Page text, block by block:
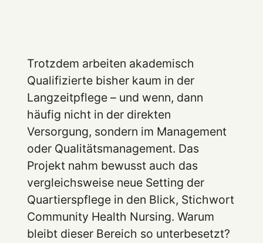
Trotzdem arbeiten akademisch
Qualifizierte bisher kaum in der
Langzeitpflege – und wenn, dann
häufig nicht in der direkten
Versorgung, sondern im Management
oder Qualitätsmanagement. Das
Projekt nahm bewusst auch das
vergleichsweise neue Setting der
Quartierspflege in den Blick, Stichwort
Community Health Nursing. Warum
bleibt dieser Bereich so unterbesetzt?